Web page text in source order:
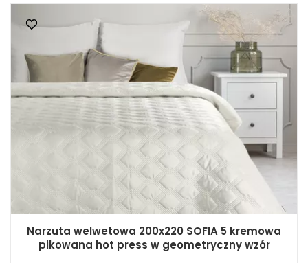
Narzuta welwetowa 200x220 SOFIA 5 kremowa
pikowana hot press w geometryczny wzór